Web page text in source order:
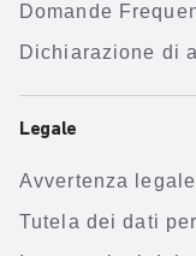
Domande
Dichiarazione di
Legale
Avvertenza legale
Tutela dei dati